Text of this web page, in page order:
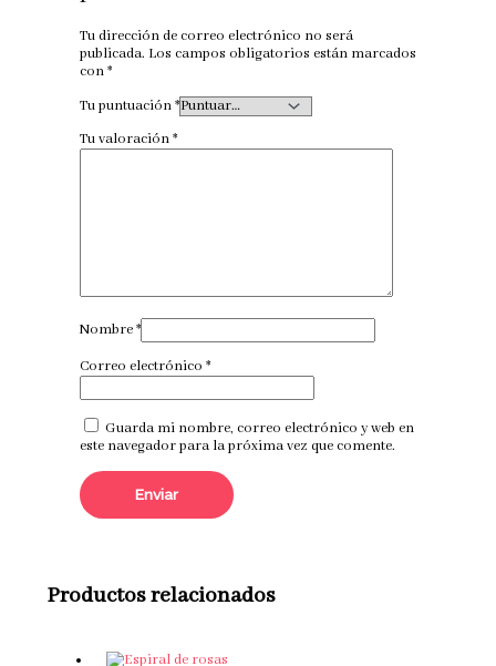
Tu dirección de correo electrónico no será
publicada. Los campos obligatorios están marcados
con*
Tu puntuación*
Tu valoración*
Nombre*
Correo electrónico *
Guarda mi nombre, correo electrónico y web en
este navegador para la próxima vez que comente.
Productos relacionados